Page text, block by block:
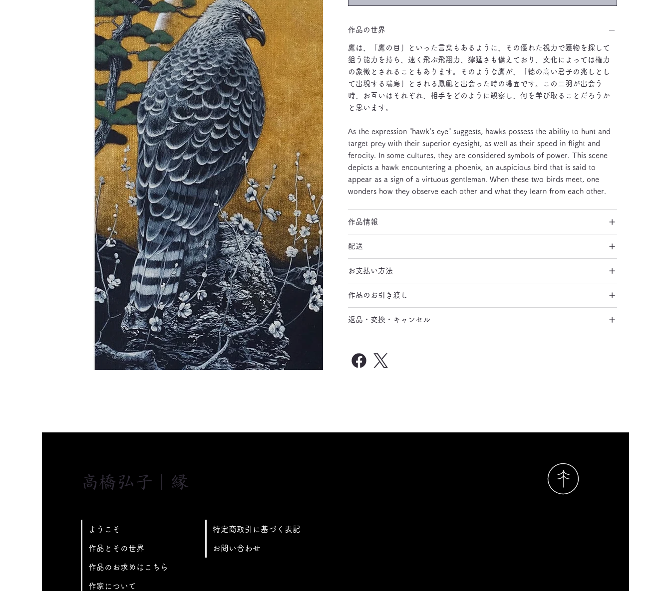
作品の世界
鷹は、「鷹の目」といった言葉もあるように、その優れた視力で獲物を探して
狙う能力を持ち、速く飛ぶ飛翔力、獰猛さも備えており、文化によっては権力
の象徴とされることもあります。そのような鷹が、「徳の高い君子の兆しとし
て出現する瑞鳥」とされる鳳凰と出会った時の場面です。この二羽が出会う
時、お互いはそれぞれ、相手をどのように観察し、何を学び取ることだろうか
と思います。
As the expression "hawk's eye" suggests, hawks possess the ability to hunt and
target prey with their superior eyesight, as well as their speed in flight and
ferocity. In some cultures, they are considered symbols of power. This scene
depicts a hawk encountering a phoenix, an auspicious bird that is said to
appear as a sign of a virtuous gentleman. When these two birds meet, one
wonders how they observe each other and what they learn from each other.
作品情報
配送
お支払い方法
作品のお引き渡し
返品・交換・キャンセル
ようこそ
作品とその世界
作品のお求めはこちら
作家について
特定商取引に基づく表記
お問い合わせ
高橋弘子｜縁